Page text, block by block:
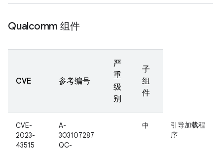
Qualcomm 组件
CVE 参考编号
严
重
级
别
子
组
件
CVE-
2023-
43515
A-
303107287
QC-
中
引导加载程
序